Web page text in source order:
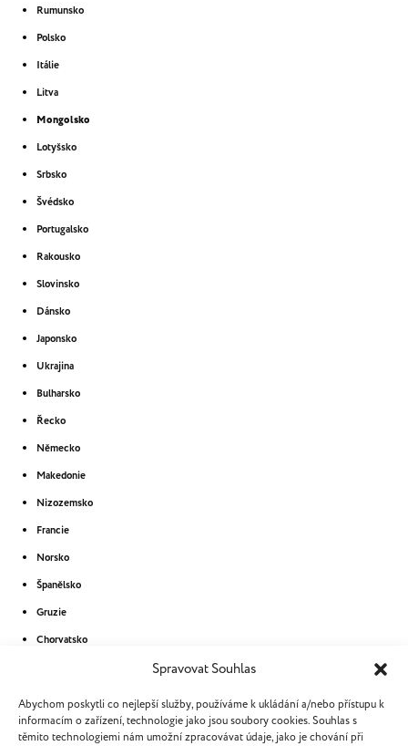
Spravovat Souhlas
Abychom poskytli co nejlepší služby, používáme k ukládání a/nebo přístupu k
informacím o zařízení, technologie jako jsou soubory cookies. Souhlas s
těmito technologiemi nám umožní zpracovávat údaje, jako je chování při
Rumunsko
Polsko
Itálie
Litva
Mongolsko
Lotyšsko
Srbsko
Švédsko
Portugalsko
Rakousko
Slovinsko
Dánsko
Japonsko
Ukrajina
Bulharsko
Řecko
Německo
Makedonie
Nizozemsko
Francie
Norsko
Španělsko
Gruzie
Chorvatsko
Estonsko